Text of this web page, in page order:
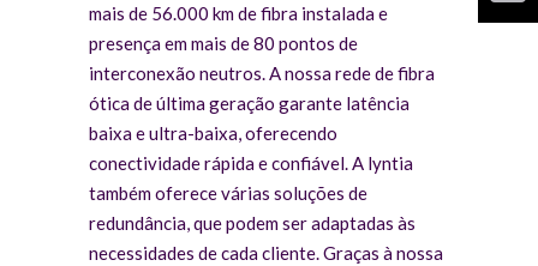
mais de 56.000 km de fibra instalada e
presença em mais de 80 pontos de
interconexão neutros. A nossa rede de fibra
ótica de última geração garante latência
baixa e ultra-baixa, oferecendo
conectividade rápida e confiável. A lyntia
também oferece várias soluções de
redundância, que podem ser adaptadas às
necessidades de cada cliente. Graças à nossa